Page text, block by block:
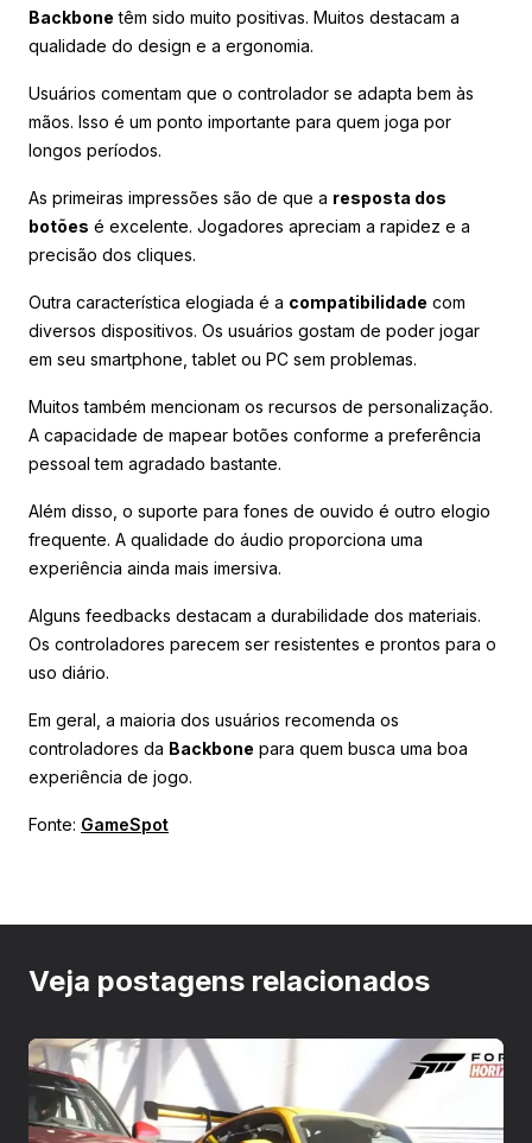
Backbone têm sido muito positivas. Muitos destacam a
qualidade do design e a ergonomia.
Usuários comentam que o controlador se adapta bem às
mãos. Isso é um ponto importante para quem joga por
longos períodos.
As primeiras impressões são de que a resposta dos
botões é excelente. Jogadores apreciam a rapidez e a
precisão dos cliques.
Outra característica elogiada é a compatibilidade com
diversos dispositivos. Os usuários gostam de poder jogar
em seu smartphone, tablet ou PC sem problemas.
Muitos também mencionam os recursos de personalização.
A capacidade de mapear botões conforme a preferência
pessoal tem agradado bastante.
Além disso, o suporte para fones de ouvido é outro elogio
frequente. A qualidade do áudio proporciona uma
experiência ainda mais imersiva.
Alguns feedbacks destacam a durabilidade dos materiais.
Os controladores parecem ser resistentes e prontos para o
uso diário.
Em geral, a maioria dos usuários recomenda os
controladores da Backbone para quem busca uma boa
experiência de jogo.
Fonte: GameSpot
Veja postagens relacionados